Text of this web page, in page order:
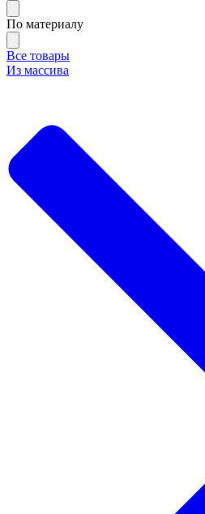
По материалу
Все товары
Из массива